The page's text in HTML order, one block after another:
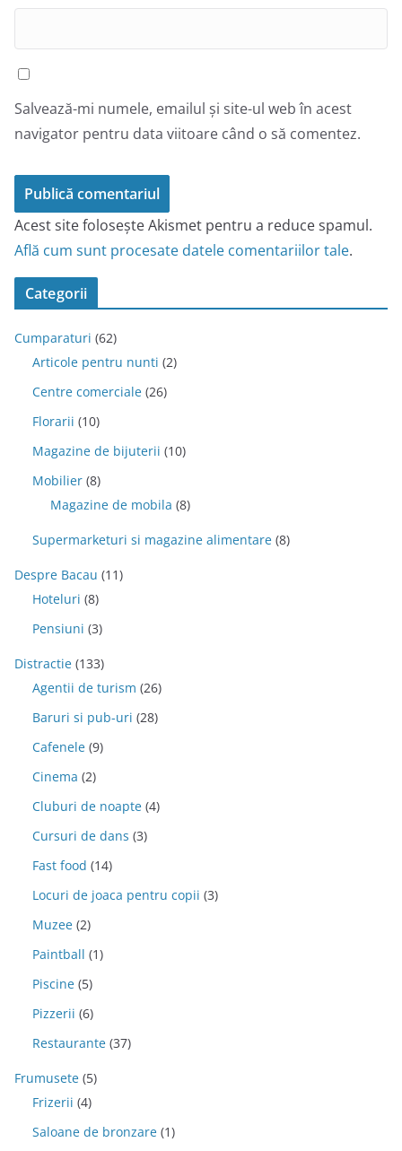
Salvează-mi numele, emailul și site-ul web în acest
navigator pentru data viitoare când o să comentez.
Acest site folosește Akismet pentru a reduce spamul.
Află cum sunt procesate datele comentariilor tale.
Categorii
Cumparaturi (62)
Articole pentru nunti (2)
Centre comerciale (26)
Florarii (10)
Magazine de bijuterii (10)
Mobilier (8)
Magazine de mobila (8)
Supermarketuri si magazine alimentare (8)
Despre Bacau (11)
Hoteluri (8)
Pensiuni (3)
Distractie (133)
Agentii de turism (26)
Baruri si pub-uri (28)
Cafenele (9)
Cinema (2)
Cluburi de noapte (4)
Cursuri de dans (3)
Fast food (14)
Locuri de joaca pentru copii (3)
Muzee (2)
Paintball (1)
Piscine (5)
Pizzerii (6)
Restaurante (37)
Frumusete (5)
Frizerii (4)
Saloane de bronzare (1)